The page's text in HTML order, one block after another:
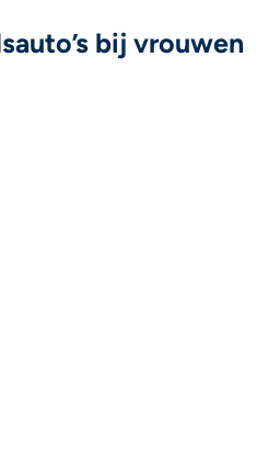
bij vrouwen